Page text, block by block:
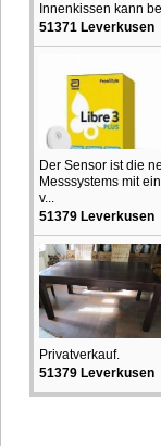
Innenkissen kann
51371 Leverkusen
Der Sensor ist die
Messsystems mit
v...
51379 Leverkusen
Privatverkauf.
51379 Leverkusen